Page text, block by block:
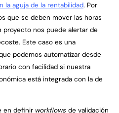
la aguja de la rentabilidad. Por
que se deben mover las horas
proyecto nos puede alertar de
Este caso es una
podemos automatizar desde
con facilidad si nuestra
está integrada con la de
en definir workflows de validación